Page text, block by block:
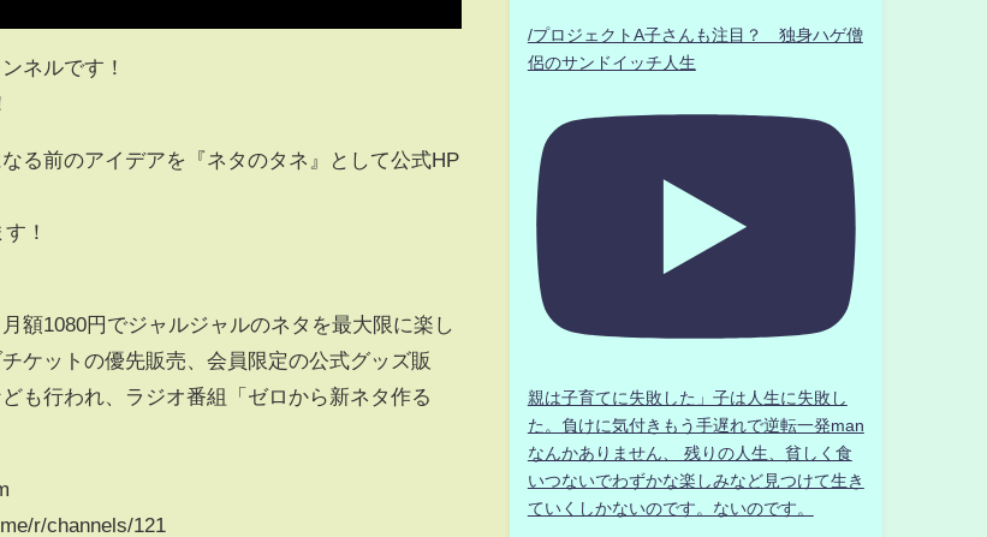
ネルです！
る前のアイデアを『ネタのタネ』として公式HP
！
額1080円でジャルジャルのネタを最大限に楽し
ケットの優先販売、会員限定の公式グッズ販
も行われ、ラジオ番組「ゼロから新ネタ作る
r/channels/121
/プロジェクトA子さんも注目？ 独身ハゲ僧
侶のサンドイッチ人生
親は子育てに失敗した」子は人生に失敗し
た。負けに気付きもう手遅れで逆転一発man
なんかありません、 残りの人生、貧しく食
いつないでわずかな楽しみなど見つけて生き
ていくしかないのです。ないのです。